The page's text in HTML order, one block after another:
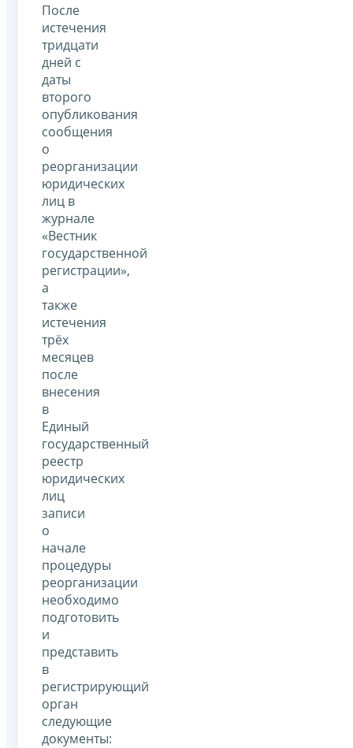
После
истечения
тридцати
дней с
даты
второго
опубликования
сообщения
о
реорганизации
юридических
лиц в
журнале
«Вестник
государственной
регистрации»,
а
также
истечения
трёх
месяцев
после
внесения
в
Единый
государственный
реестр
юридических
лиц
записи
о
начале
процедуры
реорганизации
необходимо
подготовить
и
представить
в
регистрирующий
орган
следующие
документы: